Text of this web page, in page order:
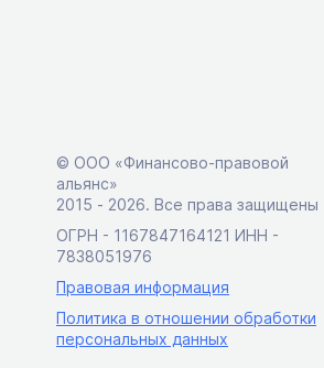
© ООО «Финансово-правовой
альянс»
2015 ‑ 2026. Все права защищены
ОГРН - 1167847164121 ИНН -
7838051976
Правовая информация
Политика в отношении обработки
персональных данных